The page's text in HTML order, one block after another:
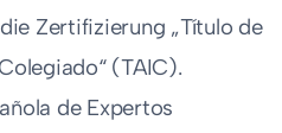
Zertifizierung „Título de
(TAIC).
de Expertos